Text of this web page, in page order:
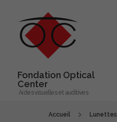
Fondation Optical
Center
Aides visuelles et auditives
Accueil Lunettes